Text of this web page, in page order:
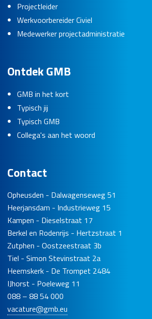
Projectleider
Werkvoorbereider Civiel
Medewerker projectadministratie
Ontdek GMB
GMB in het kort
Typisch jij
Typisch GMB
Collega's aan het woord
Contact
Opheusden - Dalwagenseweg 51
Heerjansdam - Industrieweg 15
Kampen - Dieselstraat 17
Berkel en Rodenrijs - Hertzstraat 1
Zutphen - Oostzeestraat 3b
Tiel - Simon Stevinstraat 2a
Heemskerk - De Trompet 2484
IJhorst - Poeleweg 11
088 – 88 54 000
vacature@gmb.eu